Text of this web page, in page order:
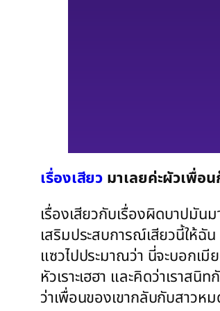
เรื่องเสียว มาเลยค่ะผัวเพื่อน
เรื่องเสียวกับเรื่องผิดบาปมั
เสริมประสบการณ์เสียวนี้ให้ฉั
แซวไปประมาณว่า นี่จะบอกเ
หัวเราะเฮฮา และคิดว่าเราส
ว่าเพื่อนของเขากลับกับสาวห